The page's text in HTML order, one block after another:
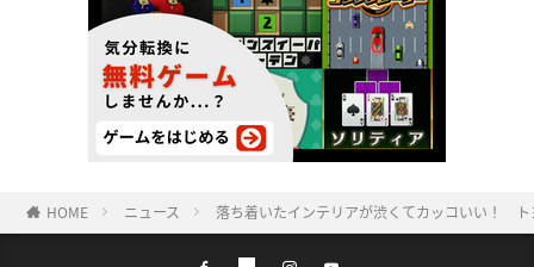
HOME ニュース 落ち着いたインテリアが渋くてカッコいい！ ト